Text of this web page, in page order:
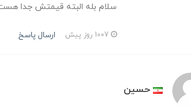
سلام بله البته قیمتش جدا هست تماس
ارسال پاسخ
حسین